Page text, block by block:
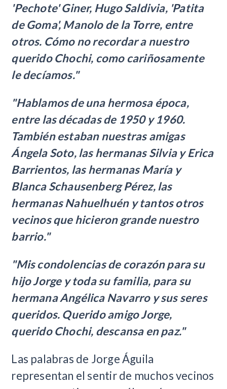
'Pechote' Giner, Hugo Saldivia, 'Patita
de Goma', Manolo de la Torre, entre
otros. Cómo no recordar a nuestro
querido Chochi, como cariñosamente
le decíamos."
"Hablamos de una hermosa época,
entre las décadas de 1950 y 1960.
También estaban nuestras amigas
Ángela Soto, las hermanas Silvia y Erica
Barrientos, las hermanas María y
Blanca Schausenberg Pérez, las
hermanas Nahuelhuén y tantos otros
vecinos que hicieron grande nuestro
barrio."
"Mis condolencias de corazón para su
hijo Jorge y toda su familia, para su
hermana Angélica Navarro y sus seres
queridos. Querido amigo Jorge,
querido Chochi, descansa en paz."
Las palabras de Jorge Águila
representan el sentir de muchos vecinos